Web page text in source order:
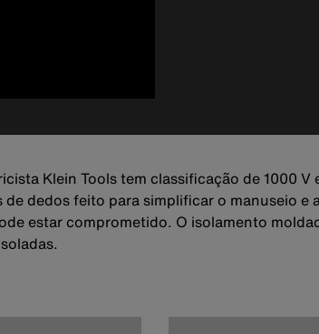
Klein Tools tem classificação de 1000
dedos feito para simplificar o manuseio e
estar comprometido. O isolamento